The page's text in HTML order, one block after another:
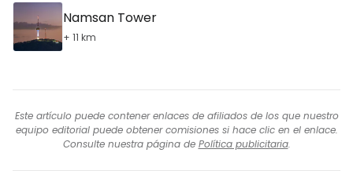
Namsan Tower
+ 11 km
Este artículo puede contener enlaces de afiliados de los que nuestro
equipo editorial puede obtener comisiones si hace clic en el enlace.
Consulte nuestra página de Política publicitaria.